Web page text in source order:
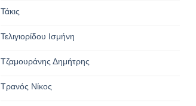
Τάκις
Τελιγιορίδου Ισμήνη
Τζαμουράνης Δημήτρης
Τρανός Νίκος